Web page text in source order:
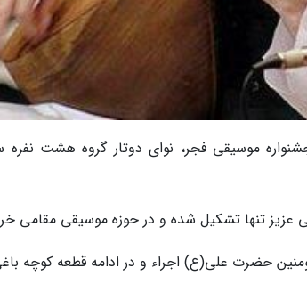
حضرت علی(ع) اجراء و در ادامه قطعه کوچه